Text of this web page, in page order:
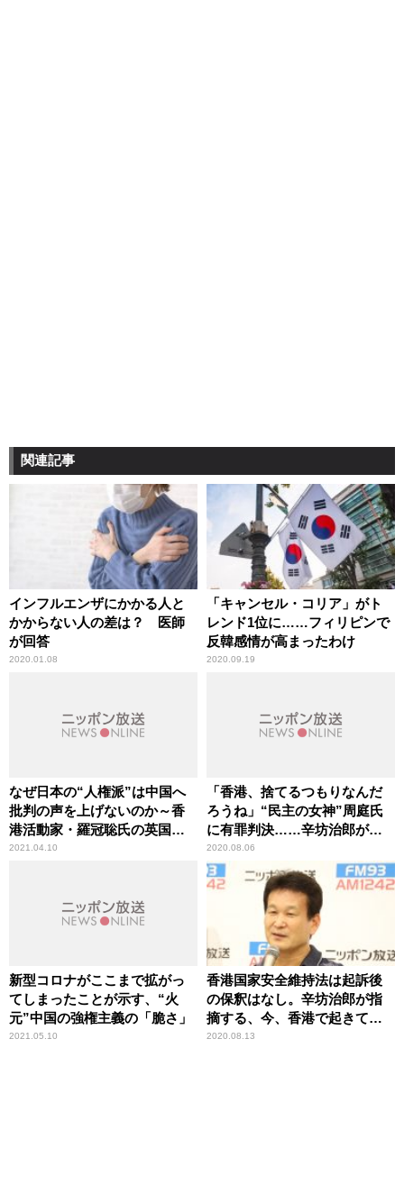
関連記事
インフルエンザにかかる人と
かからない人の差は？ 医師
が回答
2020.01.08
「キャンセル・コリア」がト
レンド1位に……フィリピンで
反韓感情が高まったわけ
2020.09.19
なぜ日本の“人権派”は中国へ
批判の声を上げないのか～香
港活動家・羅冠聡氏の英国亡
命が認定
2021.04.10
「香港、捨てるつもりなんだ
ろうね」“民主の女神”周庭氏
に有罪判決……辛坊治郎が中
国政府の意図を分析
2020.08.06
新型コロナがここまで拡がっ
てしまったことが示す、“火
元”中国の強権主義の「脆さ」
2021.05.10
香港国家安全維持法は起訴後
の保釈はなし。辛坊治郎が指
摘する、今、香港で起きてい
る事態の深刻性とは？
2020.08.13